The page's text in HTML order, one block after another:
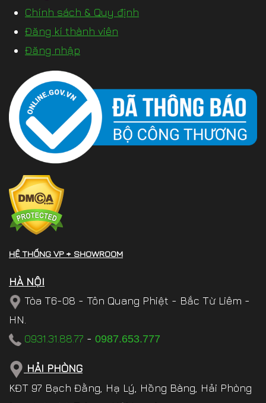
Chính sách & Quy định
Đăng kí thành viên
Đăng nhập
HỆ THỐNG VP + SHOWROOM
HÀ NỘI
Tòa T6-08 - Tôn Quang Phiệt - Bắc Từ Liêm -
HN.
0931.31.88.77 - 0987.653.777
HẢI PHÒNG
KĐT 97 Bạch Đằng, Hạ Lý, Hồng Bàng, Hải Phòng